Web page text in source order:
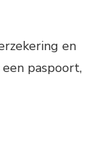
en
paspoort,